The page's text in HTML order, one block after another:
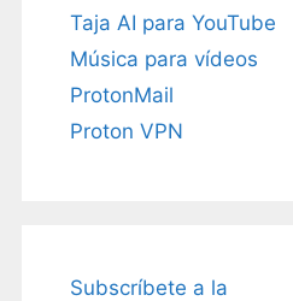
Taja AI para YouTube
Música para vídeos
ProtonMail
Proton VPN
Subscríbete a la